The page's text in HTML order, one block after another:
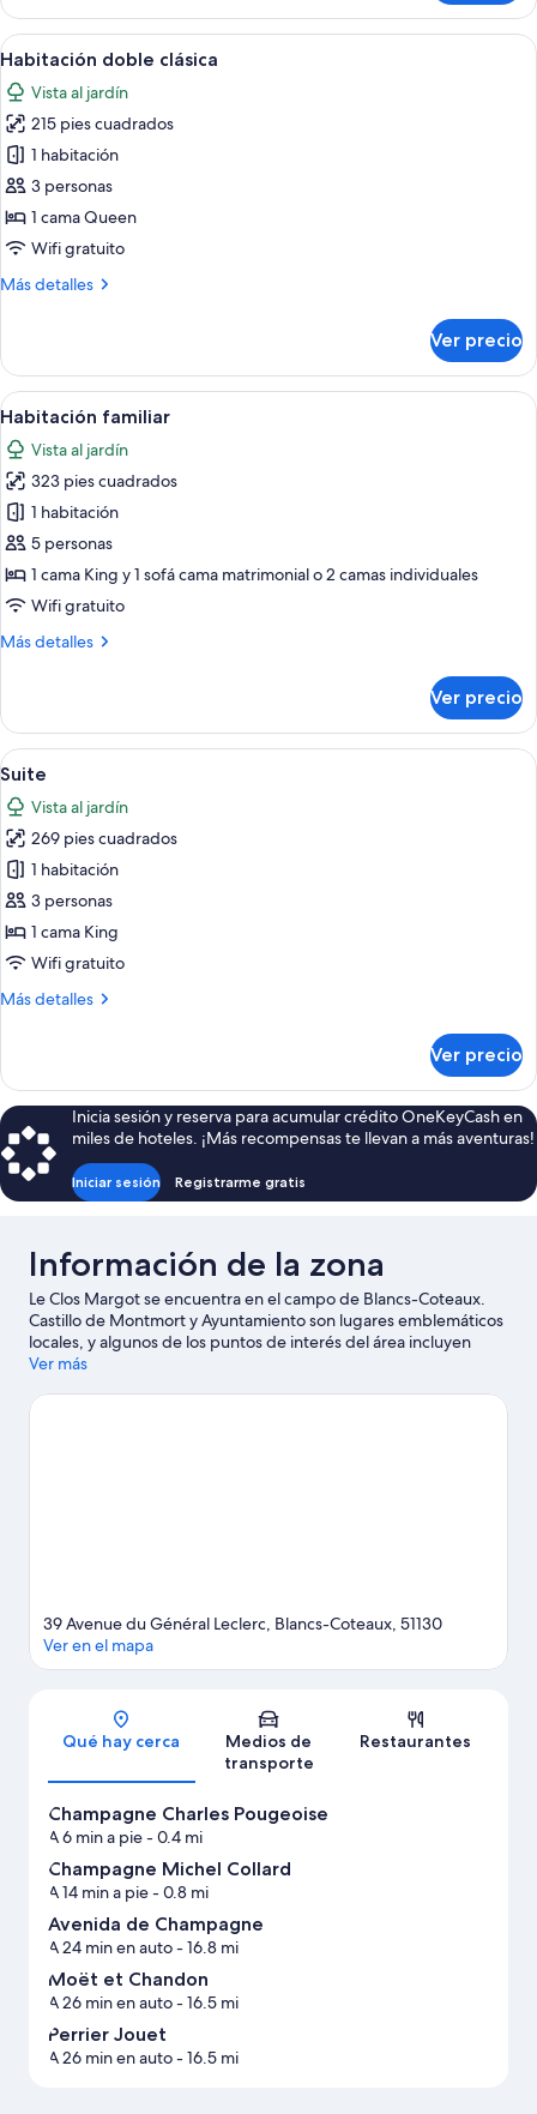
doble
superior
Abrir
todas
las
fotos
de
Habitación
doble
clásica
Una cama bien hecha con
19
Habitación doble clásica
Vista al jardín
215 pies cuadrados
1 habitación
3 personas
1 cama Queen
Wifi gratuito
Más detalles
Más
doble
clásica
Ver precio
Abrir
todas
las
fotos
de
Habitación
familiar
Una habitación de hotel con una
22
Habitación familiar
Vista al jardín
323 pies cuadrados
1 habitación
5 personas
1 cama King y 1 sofá cama matrimonial o 2 camas individuales
Wifi gratuito
Más detalles
Más
familiar
Ver precio
Abrir
todas
las
fotos
de
Suite
Una cama bien hecha con una
26
Suite
Vista al jardín
269 pies cuadrados
1 habitación
3 personas
1 cama King
Wifi gratuito
Más detalles
Más
Ver precio
Inicia sesión y reserva para acumular crédito OneKeyCash en
miles de hoteles. ¡Más recompensas te llevan a más aventuras!
Iniciar sesión Registrarme gratis
Información de la zona
Le Clos Margot se encuentra en el campo de Blancs-Coteaux.
Castillo de Montmort y Ayuntamiento son lugares emblemáticos
locales, y algunos de los puntos de interés del área incluyen
Cantina y Le Ballon Captif de Epernay.
Ver más
Sección del mapa
39 Avenue du Général Leclerc, Blancs-Coteaux, 51130
Ver en el mapa
Qué hay cerca
Medios de
transporte
Restaurantes
Champagne Charles Pougeoise
A 6 min a pie- 0.4 mi
Champagne Michel Collard
A 14 min a pie- 0.8 mi
Avenida de Champagne
A 24 min en auto- 16.8 mi
Moët et Chandon
A 26 min en auto- 16.5 mi
Perrier Jouet
A 26 min en auto- 16.5 mi